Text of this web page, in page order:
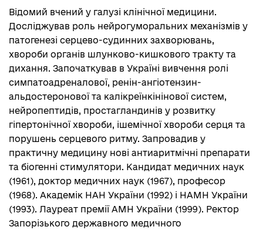
Відомий вчений у галузі клінічної медицини.
Досліджував роль нейрогуморальних механізмів у
патогенезі серцево-судинних захворювань,
хвороби органів шлунково-кишкового тракту та
дихання. Започаткував в Україні вивчення ролі
симпатоадреналової, ренін-ангіотензин-
альдостеронової та калікреїнкінінової систем,
нейропептидів, простагландинів у розвитку
гіпертонічної хвороби, ішемічної хвороби серця та
порушень серцевого ритму. Запровадив у
практичну медицину нові антиаритмічні препарати
та біогенні стимулятори. Кандидат медичних наук
(1961), доктор медичних наук (1967), професор
(1968). Академік НАН України (1992) і НАМН України
(1993). Лауреат премії АМН України (1999). Ректор
Запорізького державного медичного
https://old.nas.gov.ua/UA/PersonalSite/Pages/Biograp
hy.aspx?PersonID=0000003610
Нагороди: https://old.nas.gov.ua/UA/PersonalSite/Par
ticipationCompetitions/Pages/default.aspx?
PersonID=0000003610